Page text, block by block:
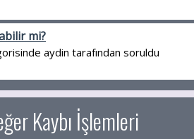
mi?
aydin tarafından soruldu
Kaybı İşlemleri